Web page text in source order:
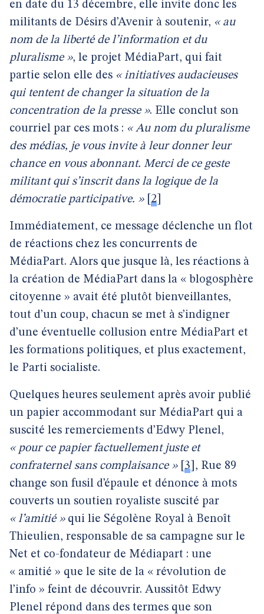
en date du 13 décembre, elle invite donc les
militants de Désirs d’Avenir à soutenir, « au
nom de la liberté de l’information et du
pluralisme », le projet MédiaPart, qui fait
partie selon elle des « initiatives audacieuses
qui tentent de changer la situation de la
concentration de la presse ». Elle conclut son
courriel par ces mots : « Au nom du pluralisme
des médias, je vous invite à leur donner leur
chance en vous abonnant. Merci de ce geste
militant qui s’inscrit dans la logique de la
démocratie participative. »[ 2
Immédiatement, ce message déclenche un flot
de réactions chez les concurrents de
MédiaPart. Alors que jusque là, les réactions à
la création de MédiaPart dans la « blogosphère
citoyenne » avait été plutôt bienveillantes,
tout d’un coup, chacun se met à s’indigner
d’une éventuelle collusion entre MédiaPart et
les formations politiques, et plus exactement,
le Parti socialiste.
Quelques heures seulement après avoir publié
un papier accommodant sur MédiaPart qui a
suscité les remerciements d’Edwy Plenel,
« pour ce papier factuellement juste et
confraternel sans complaisance »[ 3 , Rue 89
change son fusil d’épaule et dénonce à mots
couverts un soutien royaliste suscité par
« l’amitié » qui lie Ségolène Royal à Benoît
Thieulien, responsable de sa campagne sur le
Net et co-fondateur de Médiapart : une
« amitié » que le site de la « révolution de
l’info » feint de découvrir. Aussitôt Edwy
Plenel répond dans des termes que son